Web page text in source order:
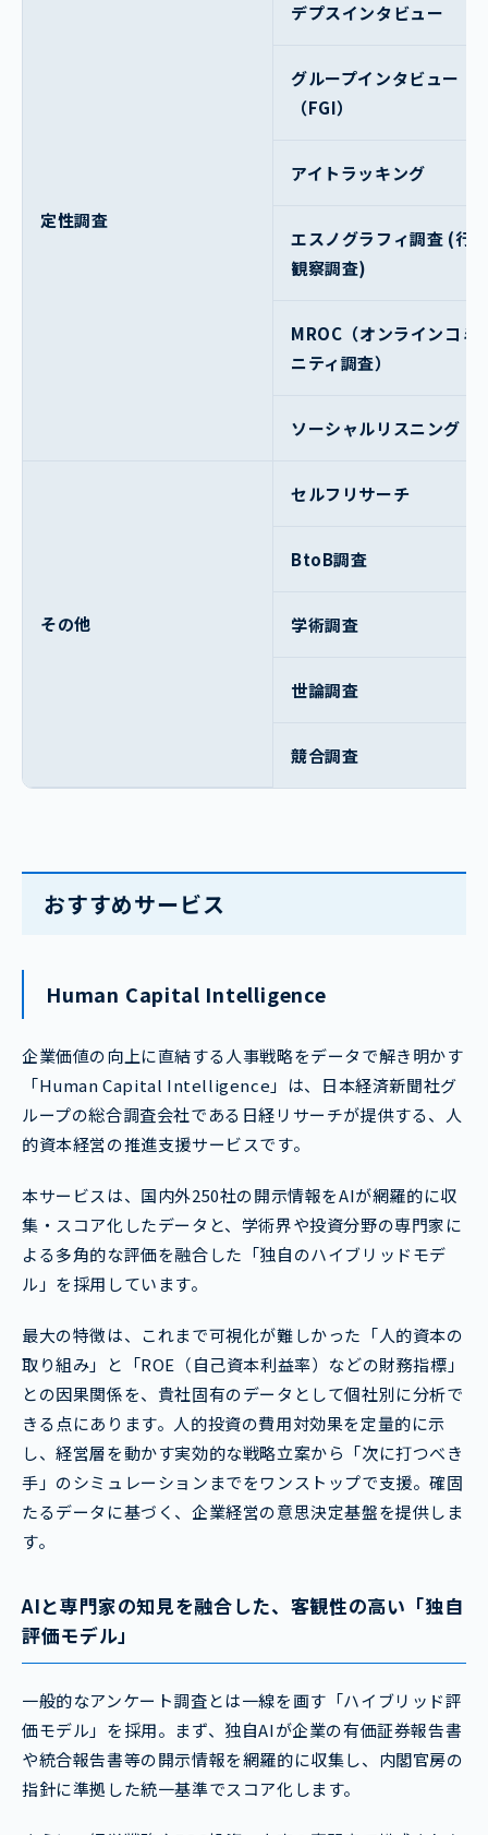
定性調査
デプスインタビュー
グループインタビュー
（FGI）
アイトラッキング
エスノグラフィ調査 (行動
観察調査)
MROC（オンラインコミ
ニティ調査）
ソーシャルリスニング
その他
セルフリサーチ
BtoB調査
学術調査
世論調査
競合調査
おすすめサービス
Human Capital Intelligence
企業価値の向上に直結する人事戦略をデータで解き明かす
「Human Capital Intelligence」は、日本経済新聞社グ
ループの総合調査会社である日経リサーチが提供する、人
的資本経営の推進支援サービスです。
本サービスは、国内外250社の開示情報をAIが網羅的に収
集・スコア化したデータと、学術界や投資分野の専門家に
よる多角的な評価を融合した「独自のハイブリッドモデ
ル」を採用しています。
最大の特徴は、これまで可視化が難しかった「人的資本の
取り組み」と「ROE（自己資本利益率）などの財務指標」
との因果関係を、貴社固有のデータとして個社別に分析で
きる点にあります。人的投資の費用対効果を定量的に示
し、経営層を動かす実効的な戦略立案から「次に打つべき
手」のシミュレーションまでをワンストップで支援。確固
たるデータに基づく、企業経営の意思決定基盤を提供しま
す。
AIと専門家の知見を融合した、客観性の高い「独自
評価モデル」
一般的なアンケート調査とは一線を画す「ハイブリッド評
価モデル」を採用。まず、独自AIが企業の有価証券報告書
や統合報告書等の開示情報を網羅的に収集し、内閣官房の
指針に準拠した統一基準でスコア化します。